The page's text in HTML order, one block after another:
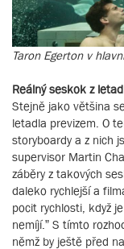
Taron Egerton v
Reálný seskok z
Stejně jako většina
letadla previzem. O
storyboardy a z nich
supervisor Martin
záběry z takových
daleko rychlejší a
pocit rychlosti, když
nemíjí.” S tímto
němž by ještě před